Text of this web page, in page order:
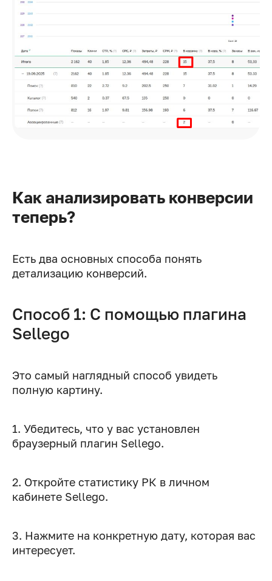
Как анализировать конверсии
теперь?
Есть два основных способа понять
детализацию конверсий.
Способ 1: С помощью плагина
Sellego
Это самый наглядный способ увидеть
полную картину.
1. Убедитесь, что у вас установлен
браузерный плагин Sellego.
2. Откройте статистику РК в личном
кабинете Sellego.
3. Нажмите на конкретную дату, которая вас
интересует.